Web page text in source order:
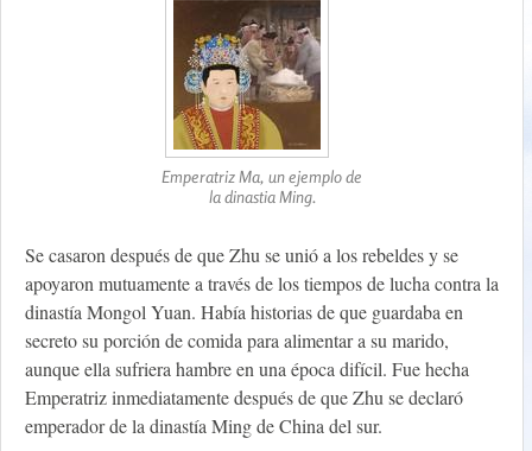
Emperatriz Ma, un ejemplo de
la dinastia Ming.
Se casaron después de que Zhu se unió a los rebeldes y se
apoyaron mutuamente a través de los tiempos de lucha contra la
dinastía Mongol Yuan. Había historias de que guardaba en
secreto su porción de comida para alimentar a su marido,
aunque ella sufriera hambre en una época difícil. Fue hecha
Emperatriz inmediatamente después de que Zhu se declaró
emperador de la dinastía Ming de China del sur.